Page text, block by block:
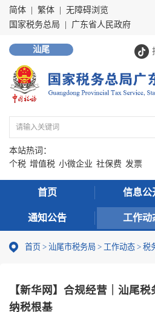
简体 繁体
无障碍浏览
国家税务总局
广东省人民政府
汕尾
本站热词：
个税 增值税 小微企业 社保费 发票
首页 信息公
通知公告 工作动
首页 > 汕尾市税务局 > 工作动态 > 税
【新华网】合规经营｜汕尾
纳税根基